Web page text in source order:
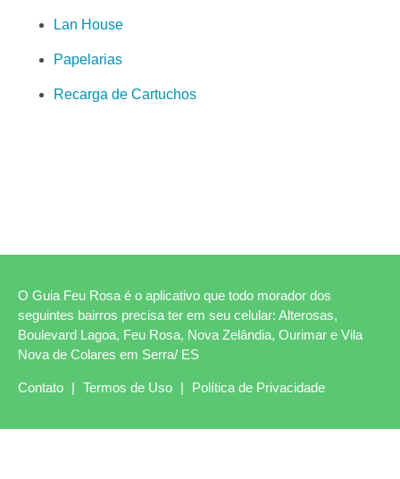
Lan House
Papelarias
Recarga de Cartuchos
O Guia Feu Rosa é o aplicativo que todo morador dos
seguintes bairros precisa ter em seu celular: Alterosas,
Boulevard Lagoa, Feu Rosa, Nova Zelândia, Ourimar e Vila
Nova de Colares em Serra/ ES
Contato | Termos de Uso | Política de Privacidade